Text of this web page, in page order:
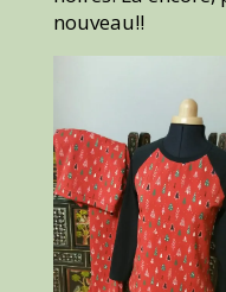
nouveau!!